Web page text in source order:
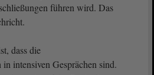
führen wird. Das
dass die
intensiven Gesprächen sind.